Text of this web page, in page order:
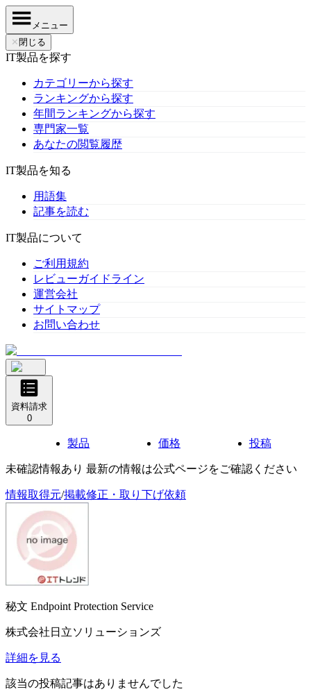
メニュー
✕ 閉じる
IT製品を探す
カテゴリーから探す
ランキングから探す
年間ランキングから探す
専門家一覧
あなたの閲覧履歴
IT製品を知る
用語集
記事を読む
IT製品について
ご利用規約
レビューガイドライン
運営会社
サイトマップ
お問い合わせ
資料請求
0
製品 価格 投稿
未確認情報あり 最新の情報は公式ページをご確認ください
情報取得元/掲載修正・取り下げ依頼
秘文 Endpoint Protection Service
株式会社日立ソリューションズ
詳細を見る
該当の投稿記事はありませんでした